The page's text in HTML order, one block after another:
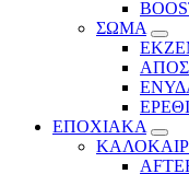
ΣΩΜΑ
ΕΠΟΧΙΑΚΑ